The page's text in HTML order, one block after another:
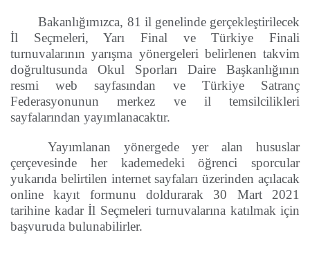
Bakanlığımızca, 81 il genelinde gerçekleştirilecek
İl Seçmeleri, Yarı Final ve Türkiye Finali
turnuvalarının yarışma yönergeleri belirlenen takvim
doğrultusunda Okul Sporları Daire Başkanlığının
resmi web sayfasından ve Türkiye Satranç
Federasyonunun merkez ve il temsilcilikleri
sayfalarından yayımlanacaktır.
Yayımlanan yönergede yer alan hususlar
çerçevesinde her kademedeki öğrenci sporcular
yukarıda belirtilen internet sayfaları üzerinden açılacak
online kayıt formunu doldurarak 30 Mart 2021
tarihine kadar İl Seçmeleri turnuvalarına katılmak için
başvuruda bulunabilirler.